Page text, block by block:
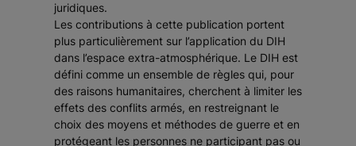
juridiques.
Les contributions à cette publication portent
plus particulièrement sur l’application du DIH
dans l’espace extra-atmosphérique. Le DIH est
défini comme un ensemble de règles qui, pour
des raisons humanitaires, cherchent à limiter les
effets des conflits armés, en restreignant le
choix des moyens et méthodes de guerre et en
protégeant les personnes ne participant pas ou